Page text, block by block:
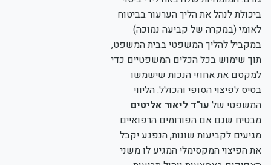
ביכולת לנהל את הליך הערעור בביטוח
לאומי (במקרה של קביעה נמוכה)
במקביל להליך המשפטי בבית המשפט,
תוך שימוש בכל הכלים המשפטיים כדי
למקסם את אחוזי הנכות שישמשו
בסיס לפיצוי הסופי והכולל. הליווי
המשפטי שלעו"ד ליאור אליטים
מבטיח שגם אם הפורומים הרפואיים
מגיעים לקביעות שונות, הנפגע יקבל
את הפיצוי המקסימלי המגיע לו משני